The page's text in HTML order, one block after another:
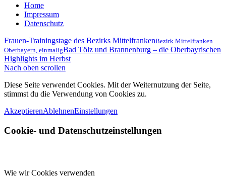
Home
Impressum
Datenschutz
Frauen-Trainingstage des Bezirks MittelfrankenBezirk Mittelfranken
Oberbayern, einmaligBad Tölz und Brannenburg – die Oberbayrischen
Highlights im Herbst
Nach oben scrollen
Diese Seite verwendet Cookies. Mit der Weiternutzung der Seite,
stimmst du die Verwendung von Cookies zu.
AkzeptierenAblehnenEinstellungen
Cookie- und Datenschutzeinstellungen
Wie wir Cookies verwenden